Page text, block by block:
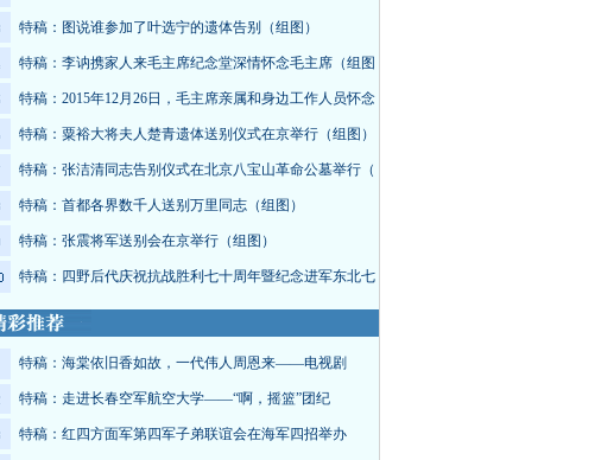
特稿：图说谁参加了叶选宁的遗体告别（组图）
特稿：李讷携家人来毛主席纪念堂深情怀念毛主席（组图
特稿：2015年12月26日，毛主席亲属和身边工作人员怀念
特稿：粟裕大将夫人楚青遗体送别仪式在京举行（组图）
特稿：张洁清同志告别仪式在北京八宝山革命公墓举行（
特稿：首都各界数千人送别万里同志（组图）
特稿：张震将军送别会在京举行（组图）
特稿：四野后代庆祝抗战胜利七十周年暨纪念进军东北七
特稿：海棠依旧香如故，一代伟人周恩来——电视剧
特稿：走进长春空军航空大学——“啊，摇篮”团纪
特稿：红四方面军第四军子弟联谊会在海军四招举办